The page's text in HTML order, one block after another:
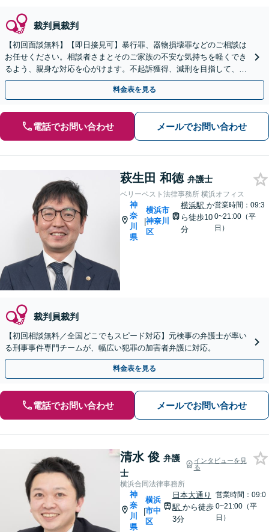
裁判員裁判
【初回面談無料】【即日接見可】暴行罪、器物損壊罪などのご相談は
お任せください。相談者さまとそのご家族の不安な気持ちを軽くでき
るよう、親身な対応を心がけます。不起訴獲得、減刑を目指して、最
善を尽くします【武蔵小杉駅3分】
料金表を見る
電話でお問い合わせ メールでお問い合わせ
萩生田 和徳 弁護士
ベリーベスト法律事務所 横浜オフィス
神
奈
川
県
|
横浜市
神奈川
区
横浜駅 か
ら徒歩10
分
営業時間：09:3
0~21:00（平
日）
裁判員裁判
【初回相談無料／全国どこでもスピード対応】元検事の弁護士が率い
る刑事事件専門チームが、幅広い犯罪の加害者弁護に対応。
料金表を見る
電話でお問い合わせ メールでお問い合わせ
清水 俊 弁護
士
インタビューを見
る
横浜合同法律事務所
神
奈
川
県
|
横浜
市中
区
日本大通り
駅 から徒歩
3分
営業時間：09:0
0~21:00（平
日）